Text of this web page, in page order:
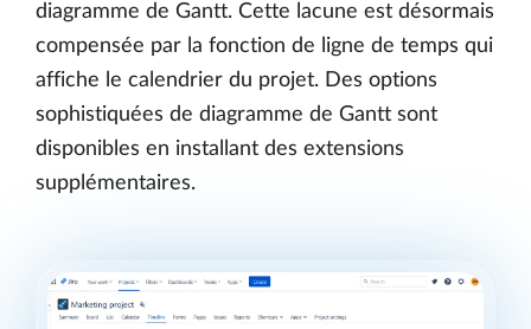
diagramme de Gantt. Cette lacune est désormais
compensée par la fonction de ligne de temps qui
affiche le calendrier du projet. Des options
sophistiquées de diagramme de Gantt sont
disponibles en installant des extensions
supplémentaires.